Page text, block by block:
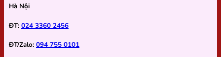
Hà Nội
ĐT: 024 3360 2456
ĐT/Zalo: 094 755 0101